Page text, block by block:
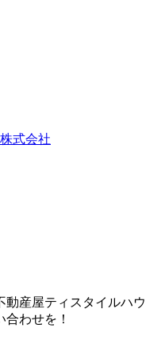
動産屋ティスタイルハウ
わせを！